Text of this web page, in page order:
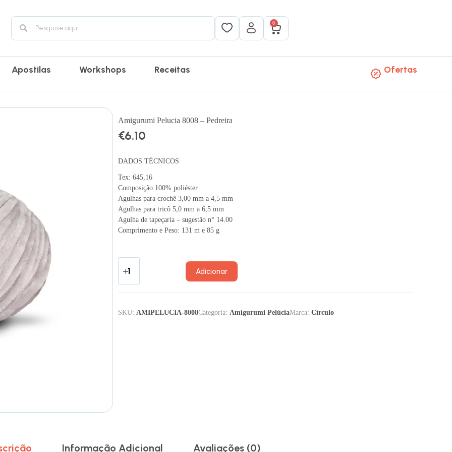
0
Apostilas Workshops Receitas Ofertas
Amigurumi Pelucia 8008 – Pedreira
€6.10
DADOS TÉCNICOS
Tex: 645,16
Composição 100% poliéster
Agulhas para crochê 3,00 mm a 4,5 mm
Agulhas para tricô 5,0 mm a 6,5 mm
Agulha de tapeçaria – sugestão n° 14.00
Comprimento e Peso: 131 m e 85 g
Adicionar
SKU: AMIPELUCIA-8008Categoria: Amigurumi PelúciaMarca: Círculo
Informação Adicional Avaliações (0)